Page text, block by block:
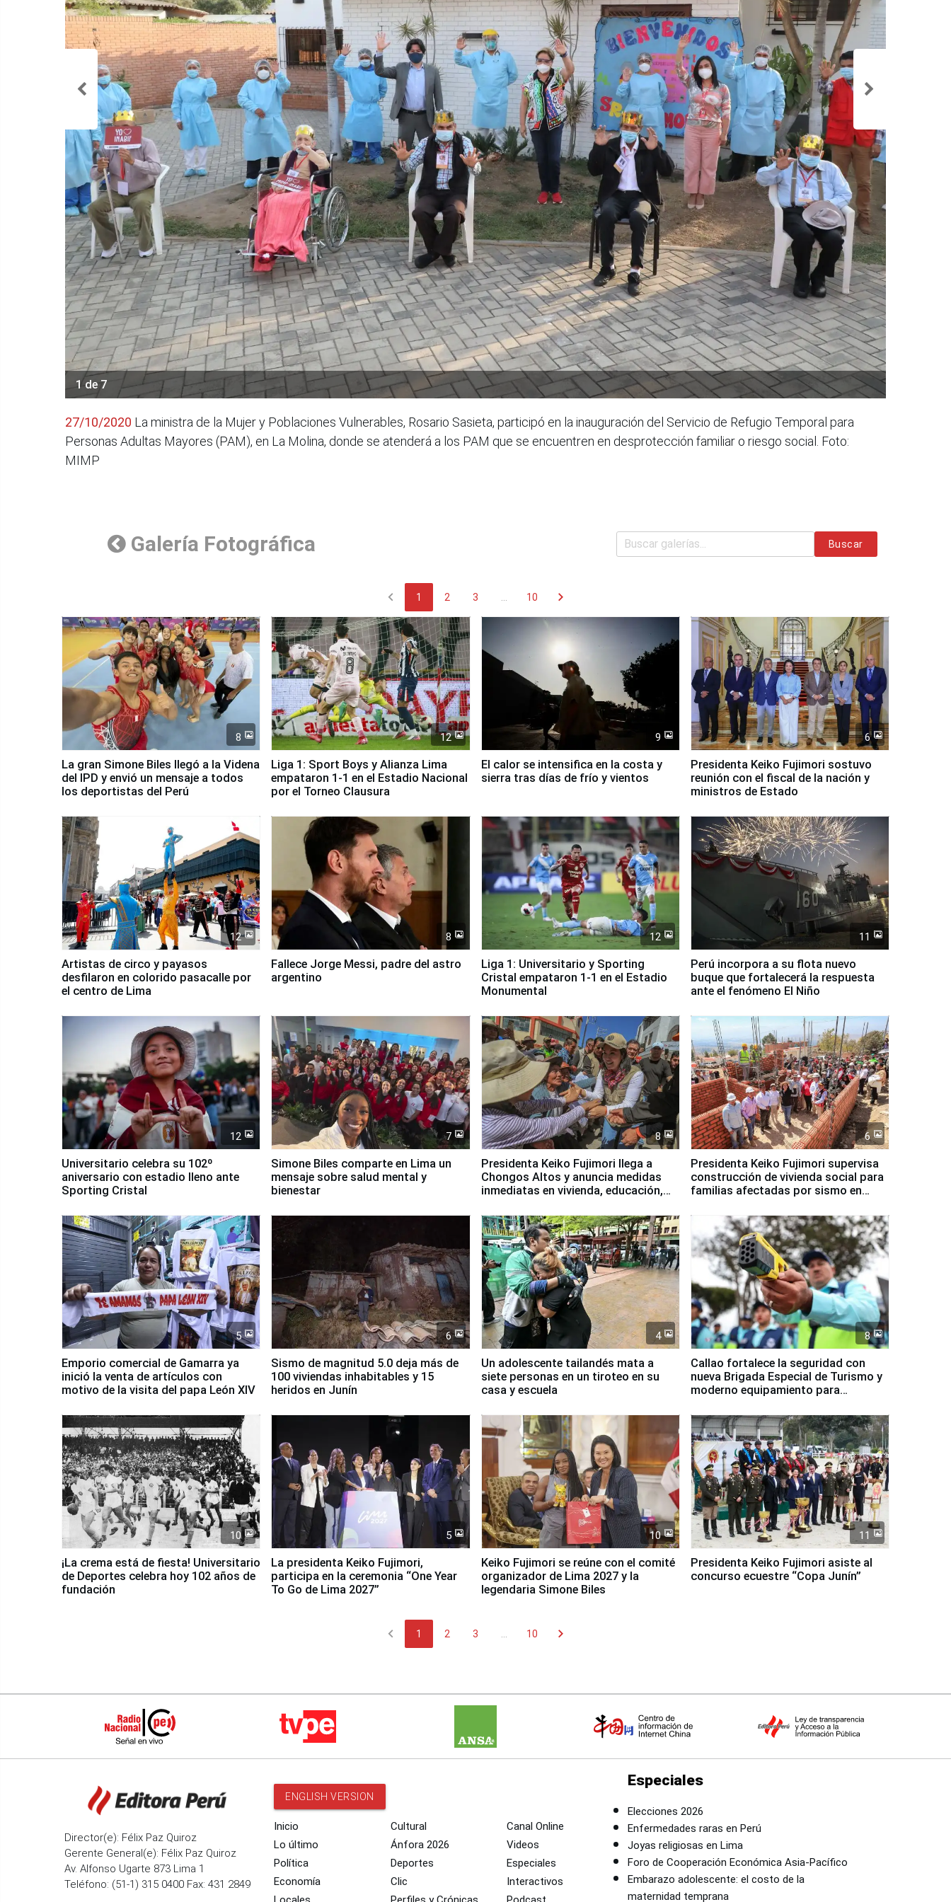
1 de 7
27/10/2020 La ministra de la Mujer y Poblaciones Vulnerables, Rosario Sasieta, participó en la inauguración del Servicio de Refugio Temporal para
Personas Adultas Mayores (PAM), en La Molina, donde se atenderá a los PAM que se encuentren en desprotección familiar o riesgo social. Foto:
MIMP
Galería Fotográfica Buscar
chevron_left 1 2 3 10 chevron_right
8
La gran Simone Biles llegó a la Videna
del IPD y envió un mensaje a todos
los deportistas del Perú
12
Liga 1: Sport Boys y Alianza Lima
empataron 1-1 en el Estadio Nacional
por el Torneo Clausura
9
El calor se intensifica en la costa y
sierra tras días de frío y vientos
6
Presidenta Keiko Fujimori sostuvo
reunión con el fiscal de la nación y
ministros de Estado
12
Artistas de circo y payasos
desfilaron en colorido pasacalle por
el centro de Lima
8
Fallece Jorge Messi, padre del astro
argentino
12
Liga 1: Universitario y Sporting
Cristal empataron 1-1 en el Estadio
Monumental
11
Perú incorpora a su flota nuevo
buque que fortalecerá la respuesta
ante el fenómeno El Niño
12
Universitario celebra su 102º
aniversario con estadio lleno ante
Sporting Cristal
7
Simone Biles comparte en Lima un
mensaje sobre salud mental y
bienestar
8
Presidenta Keiko Fujimori llega a
Chongos Altos y anuncia medidas
inmediatas en vivienda, educación,
6
Presidenta Keiko Fujimori supervisa
construcción de vivienda social para
familias afectadas por sismo en
5
Emporio comercial de Gamarra ya
inició la venta de artículos con
motivo de la visita del papa León XIV
6
Sismo de magnitud 5.0 deja más de
100 viviendas inhabitables y 15
heridos en Junín
4
Un adolescente tailandés mata a
siete personas en un tiroteo en su
casa y escuela
8
Callao fortalece la seguridad con
nueva Brigada Especial de Turismo y
moderno equipamiento para
10
¡La crema está de fiesta! Universitario
de Deportes celebra hoy 102 años de
fundación
5
La presidenta Keiko Fujimori,
participa en la ceremonia “One Year
To Go de Lima 2027”
10
Keiko Fujimori se reúne con el comité
organizador de Lima 2027 y la
legendaria Simone Biles
11
Presidenta Keiko Fujimori asiste al
concurso ecuestre “Copa Junín”
chevron_left 1 2 3 10 chevron_right
Director(e): Félix Paz Quiroz
Gerente General(e): Félix Paz Quiroz
Av. Alfonso Ugarte 873 Lima 1
Teléfono: (51-1) 315 0400 Fax: 431 2849
ENGLISH VERSION
Inicio
Lo último
Política
Economía
Cultural
Ánfora 2026
Deportes
Clic
Canal Online
Videos
Especiales
Interactivos
Especiales
Elecciones 2026
Enfermedades raras en Perú
Joyas religiosas en Lima
Foro de Cooperación Económica Asia-Pacífico
Embarazo adolescente: el costo de la
maternidad temprana